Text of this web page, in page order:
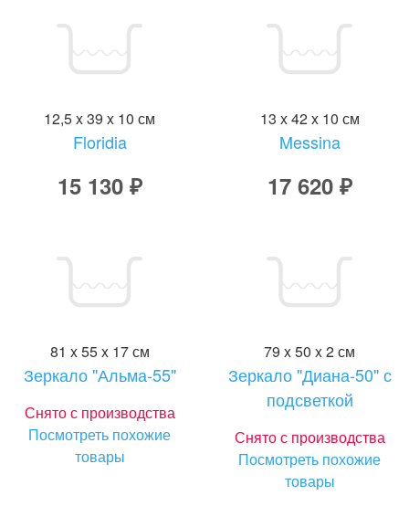
12,5 x 39 x 10 см
Floridia
15 130 ₽
13 x 42 x 10 см
Messina
17 620 ₽
81 x 55 x 17 см
Зеркало "Альма-55"
Снято с производства
Посмотреть похожие
товары
79 x 50 x 2 см
Зеркало "Диана-50" с
подсветкой
Снято с производства
Посмотреть похожие
товары